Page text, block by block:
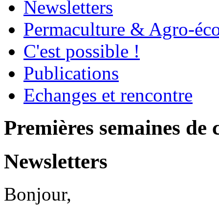
Newsletters
Permaculture & Agro-
C'est possible !
Publications
Echanges et rencontre
Premières semaines
Newsletters
Bonjour,